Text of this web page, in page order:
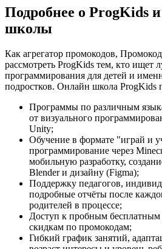
Подробнее о ProgKids
школы
Как агрегатор промокодов,
рассмотреть ProgKids тем, кто
программирования для детей и
подростков. Онлайн школа ProgKids
Программы по различным
от визуального
Unity;
Обучение в формате "играй и
программирование через
мобильную разработку,
Blender и дизайну (Figma);
Поддержку педагогов,
подробные отчёты после
родителей в процессе;
Доступ к пробным
скидкам по промокодам;
Гибкий график занятий,